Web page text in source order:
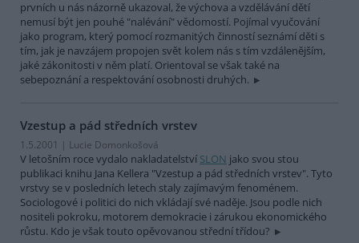
prvních u nás názorně ukazoval, že výchova a vzdělávání dětí
nemusí být jen pouhé "nalévání" vědomostí. Pojímal vyučování
jako program, který pomocí rozmanitých činností seznámí děti s
tím, jak je navzájem propojen svět kolem nás s tím vzdálenějším,
jaké zákonitosti v něm platí. Orientoval se však také na
sebepoznání a respektování osobnosti druhých.
Vzestup a pád středních vrstev
1.5.2001 | Lucie Domonkošová
V letošním roce vydalo nakladatelství SLON jako svou stou
publikaci knihu Jana Kellera "Vzestup a pád středních vrstev". Tyto
vrstvy se v posledních letech staly zajímavým fenoménem.
Sociologové i politici do nich vkládají své naděje. Jsou podle nich
nositeli pokroku, motorem demokracie i zárukou ekonomického
růstu. Kdo je však touto opěvovanou střední třídou?